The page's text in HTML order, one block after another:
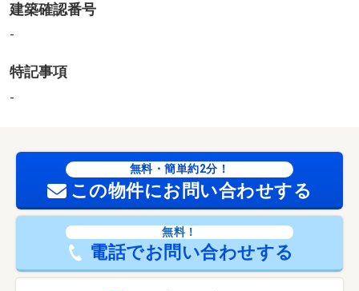
［物件コード］１６３１０５－１３７５、※ネット・ケー
ブルテレビ 月額２１、８９０円（税別） 継続・停止可
交換※滞納無し 令和８年４月５日現在※各戸面積 ２階・
建築確認番号
-
特記事項
-
無料・簡単約2分！
この物件にお問い合わせする
無料！
電話でお問い合わせする